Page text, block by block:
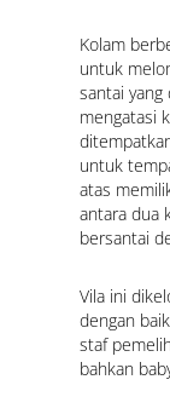
Kolam
untuk
santai
mengatasi
untuk
atas
antara dua
bersantai
Vila ini
dengan
staf
bahkan